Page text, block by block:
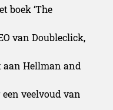
boek ‘The
van Doubleclick,
Hellman and
veelvoud van